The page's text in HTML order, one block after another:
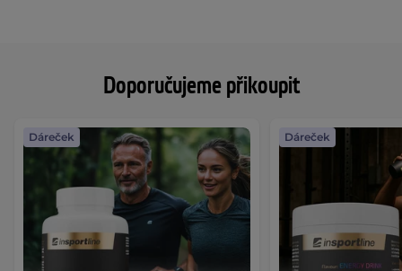
Doporučujeme přikoupit
Dáreček Dáreček